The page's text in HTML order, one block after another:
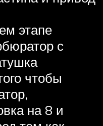
этапе
с
чтобы
на 8 и